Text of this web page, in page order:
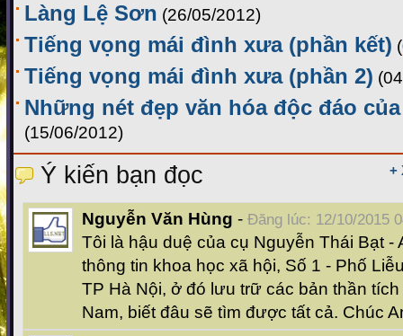
Làng Lệ Sơn (26/05/2012)
Tiếng vọng mái đình xưa (phần kết)
Tiếng vọng mái đình xưa (phần 2)
Những nét đẹp văn hóa độc đáo
(15/06/2012)
+
Ý kiến bạn đọc
Nguyễn Văn Hùng - Đăng lúc: 12/10/2015
Tôi là hậu duệ của cụ Nguyễn Thái Bạt -
thông tin khoa học xã hội, Số 1 - Phố
TP Hà Nội, ở đó lưu trữ các bản thần
Nam, biết đâu sẽ tìm được tất cả. Chúc